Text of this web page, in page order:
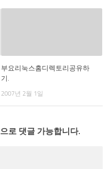
부요리눅스홈디렉토리공유하
기.
2007년 2월 1일
로 댓글 가능합니다.